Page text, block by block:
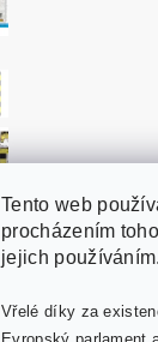
Tento web
procházením
jejich používáním.
Vřelé díky za